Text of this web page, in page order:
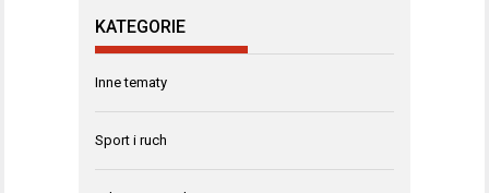
KATEGORIE
Inne tematy
Sport i ruch